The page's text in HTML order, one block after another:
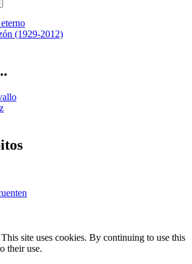
(1929-2012)
site uses cookies. By continuing to use this
their use.